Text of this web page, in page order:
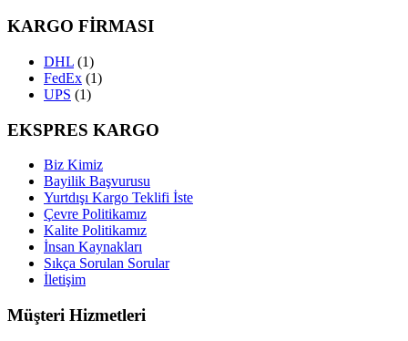
KARGO FİRMASI
DHL (1)
FedEx (1)
UPS (1)
EKSPRES KARGO
Biz Kimiz
Bayilik Başvurusu
Yurtdışı Kargo Teklifi İste
Çevre Politikamız
Kalite Politikamız
İnsan Kaynakları
Sıkça Sorulan Sorular
İletişim
Müşteri Hizmetleri